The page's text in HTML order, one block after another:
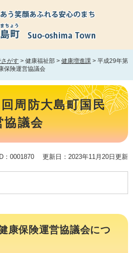
がす > 健康福祉部 > 健康増進課 > 平成29年第
保険運営協議会
周防大島町国民
協議会
：0001870 更新日：2023年11月20日更新
康保険運営協議会につ